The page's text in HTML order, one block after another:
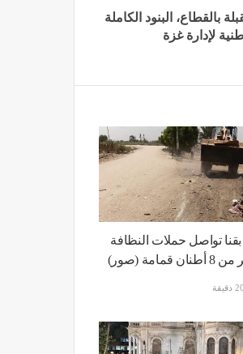
بالقطاع، البنود الكاملة
لإدارة غزة
تواصل حملات النظافة
قمامة (صور)